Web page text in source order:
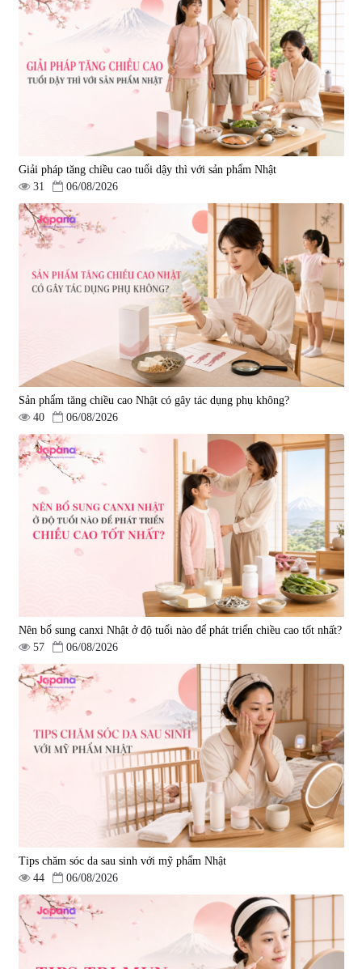
Tẩy tế bào chết Nichiei Bussan
Nano NMN+ Peeling Gel
Luxury 200g
1.490.000 đ
Viên uống hỗ trợ bền thành
mạch, ngừa tai biến Elastin Plus
& Nattokinase Hokoen 80 viên
0
980.000 đ
Viên uống bổ gan Ribeto Shoji
Hepaclean 60 viên
690.000 đ
Viên uống hỗ trợ cải thiện thoát
vị đĩa đệm Kyoto Has 30 viên
14.560
1.600.000 đ
Viên uống hỗ trợ giấc ngủ Fujina
Sleepy Nhật Bản 80 viên
580.000 đ
Viên uống phòng ngừa & hỗ trợ
điều trị đột quỵ Biken Kinase
Gold 60 viên
|0
1.570.000 đ
Giải pháp tăng chiều cao tuổi dậy thì với sản phẩm Nhật
31
06/08/2026
Sản phẩm tăng chiều cao Nhật có gây tác dụng phụ không?
40
06/08/2026
Nên bổ sung canxi Nhật ở độ tuổi nào để phát triển chiều cao tốt nhất?
57
06/08/2026
Tips chăm sóc da sau sinh với mỹ phẩm Nhật
44
06/08/2026